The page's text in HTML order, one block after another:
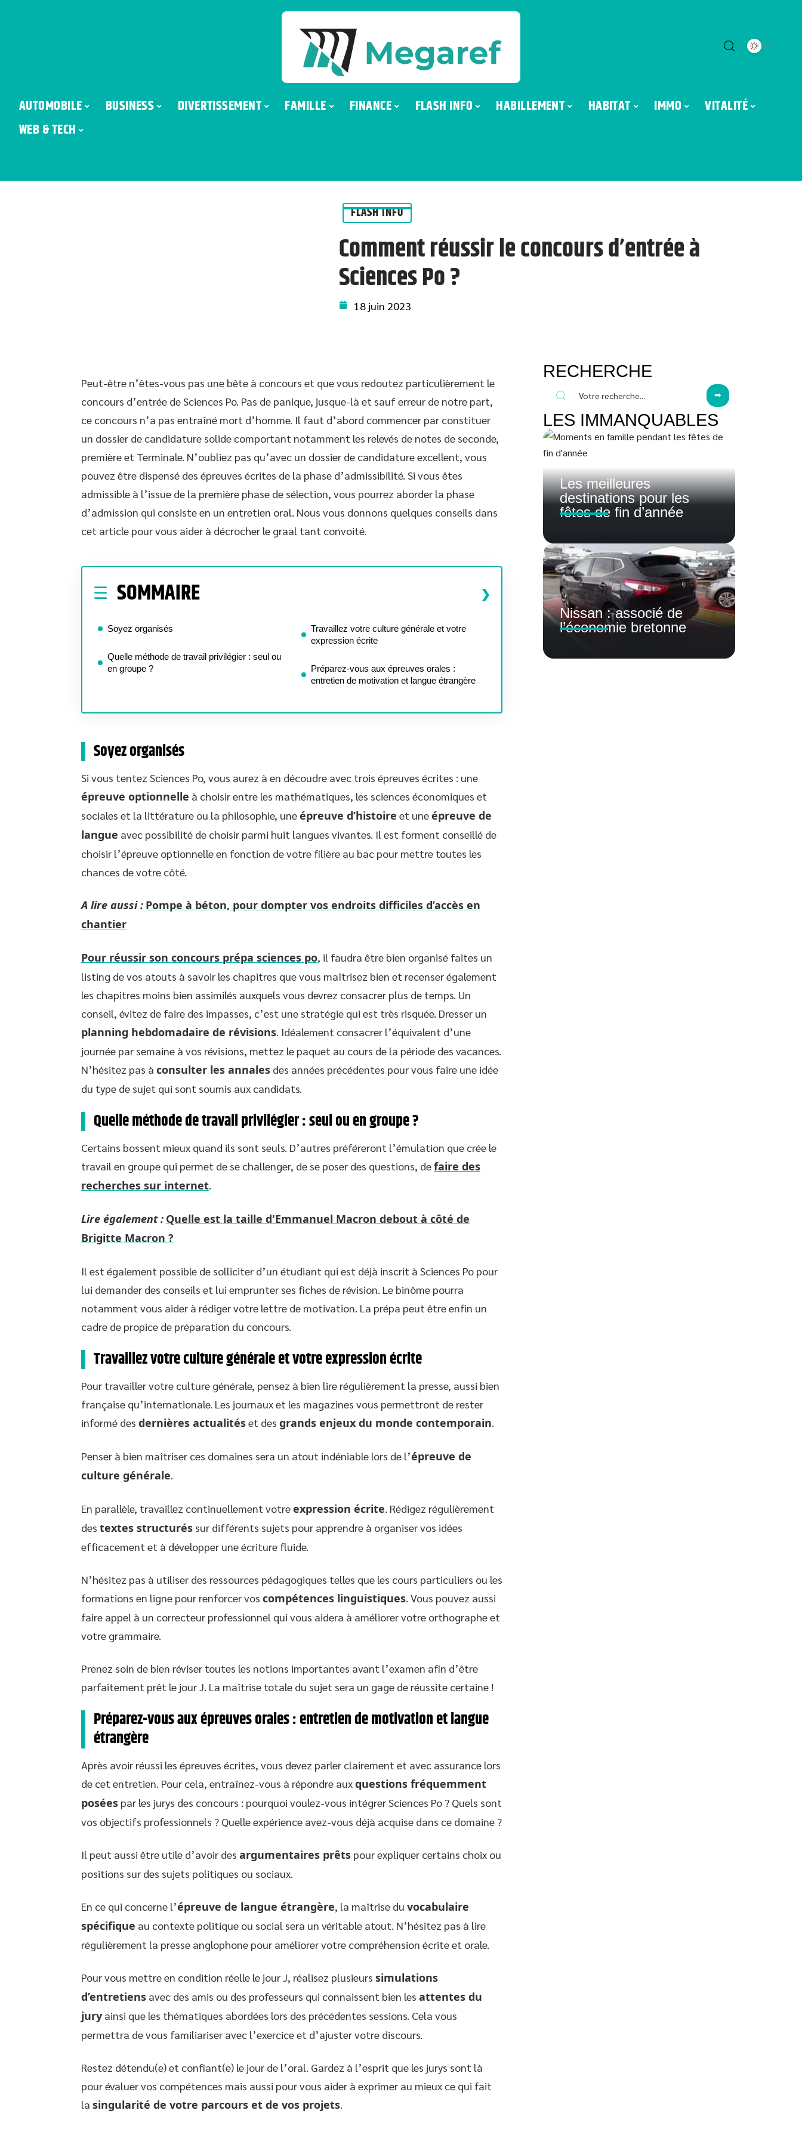
AUTOMOBILE BUSINESS DIVERTISSEMENT FAMILLE FINANCE FLASH INFO HABILLEMENT HABITAT IMMO
VITALITÉ
WEB & TECH
FLASH INFO
Comment réussir le concours d’entrée à
Sciences Po ?
18 juin 2023
Peut-être n’êtes-vous pas une bête à concours et que vous redoutez particulièrement le
concours d’entrée de Sciences Po. Pas de panique, jusque-là et sauf erreur de notre part,
ce concours n’a pas entraîné mort d’homme. Il faut d’abord commencer par constituer
un dossier de candidature solide comportant notamment les relevés de notes de seconde,
première et Terminale. N’oubliez pas qu’avec un dossier de candidature excellent, vous
pouvez être dispensé des épreuves écrites de la phase d’admissibilité. Si vous êtes
admissible à l’issue de la première phase de sélection, vous pourrez aborder la phase
d’admission qui consiste en un entretien oral. Nous vous donnons quelques conseils dans
cet article pour vous aider à décrocher le graal tant convoité.
SOMMAIRE
Soyez organisés
Quelle méthode de travail privilégier : seul ou
en groupe ?
Travaillez votre culture générale et votre
expression écrite
Préparez-vous aux épreuves orales :
entretien de motivation et langue étrangère
Soyez organisés
Si vous tentez Sciences Po, vous aurez à en découdre avec trois épreuves écrites : une
épreuve optionnelle à choisir entre les mathématiques, les sciences économiques et
sociales et la littérature ou la philosophie, uneépreuve d’histoire et uneépreuve de
langue avec possibilité de choisir parmi huit langues vivantes. Il est forment conseillé de
choisir l’épreuve optionnelle en fonction de votre filière au bac pour mettre toutes les
chances de votre côté.
A lire aussi : Pompe à béton, pour dompter vos endroits difficiles d’accès en
chantier
Pour réussir son concours prépa sciences po, il faudra être bien organisé faites un
listing de vos atouts à savoir les chapitres que vous maîtrisez bien et recenser également
les chapitres moins bien assimilés auxquels vous devrez consacrer plus de temps. Un
conseil, évitez de faire des impasses, c’est une stratégie qui est très risquée. Dresser un
planning hebdomadaire de révisions. Idéalement consacrer l’équivalent d’une
journée par semaine à vos révisions, mettez le paquet au cours de la période des vacances.
N’hésitez pas à consulter les annales des années précédentes pour vous faire une idée
du type de sujet qui sont soumis aux candidats.
Quelle méthode de travail privilégier : seul ou en groupe ?
Certains bossent mieux quand ils sont seuls. D’autres préféreront l’émulation que crée le
travail en groupe qui permet de se challenger, de se poser des questions, defaire des
recherches sur internet.
Lire également : Quelle est la taille d'Emmanuel Macron debout à côté de
Brigitte Macron ?
Il est également possible de solliciter d’un étudiant qui est déjà inscrit à Sciences Po pour
lui demander des conseils et lui emprunter ses fiches de révision. Le binôme pourra
notamment vous aider à rédiger votre lettre de motivation. La prépa peut être enfin un
cadre de propice de préparation du concours.
Travaillez votre culture générale et votre expression écrite
Pour travailler votre culture générale, pensez à bien lire régulièrement la presse, aussi bien
française qu’internationale. Les journaux et les magazines vous permettront de rester
informé des dernières actualitéset des grands enjeux du monde contemporain.
Penser à bien maîtriser ces domaines sera un atout indéniable lors de l’épreuve de
culture générale.
En parallèle, travaillez continuellement votreexpression écrite. Rédigez régulièrement
des textes structurés sur différents sujets pour apprendre à organiser vos idées
efficacement et à développer une écriture fluide.
N’hésitez pas à utiliser des ressources pédagogiques telles que les cours particuliers ou les
formations en ligne pour renforcer vos compétences linguistiques. Vous pouvez aussi
faire appel à un correcteur professionnel qui vous aidera à améliorer votre orthographe et
votre grammaire.
Prenez soin de bien réviser toutes les notions importantes avant l’examen afin d’être
parfaitement prêt le jour J. La maîtrise totale du sujet sera un gage de réussite certaine !
Préparez-vous aux épreuves orales : entretien de motivation et langue
étrangère
Après avoir réussi les épreuves écrites, vous devez parler clairement et avec assurance lors
de cet entretien. Pour cela, entraînez-vous à répondre auxquestions fréquemment
posées par les jurys des concours : pourquoi voulez-vous intégrer Sciences Po ? Quels sont
vos objectifs professionnels ? Quelle expérience avez-vous déjà acquise dans ce domaine ?
Il peut aussi être utile d’avoir des argumentaires prêts pour expliquer certains choix ou
positions sur des sujets politiques ou sociaux.
En ce qui concerne l’épreuve de langue étrangère, la maîtrise du vocabulaire
spécifique au contexte politique ou social sera un véritable atout. N’hésitez pas à lire
régulièrement la presse anglophone pour améliorer votre compréhension écrite et orale.
Pour vous mettre en condition réelle le jour J, réalisez plusieurs simulations
d’entretiens avec des amis ou des professeurs qui connaissent bien les attentes du
jury ainsi que les thématiques abordées lors des précédentes sessions. Cela vous
permettra de vous familiariser avec l’exercice et d’ajuster votre discours.
Restez détendu(e) et confiant(e) le jour de l’oral. Gardez à l’esprit que les jurys sont là
pour évaluer vos compétences mais aussi pour vous aider à exprimer au mieux ce qui fait
la singularité de votre parcours et de vos projets.
RECHERCHE
LES IMMANQUABLES
Les meilleures
destinations pour les
fêtes de fin d’année
Nissan : associé de
l’économie bretonne